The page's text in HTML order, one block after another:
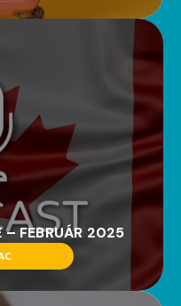
– FEBRUÁR 2025